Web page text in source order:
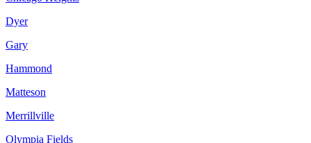
Dyer
Gary
Hammond
Matteson
Merrillville
Olympia Fields